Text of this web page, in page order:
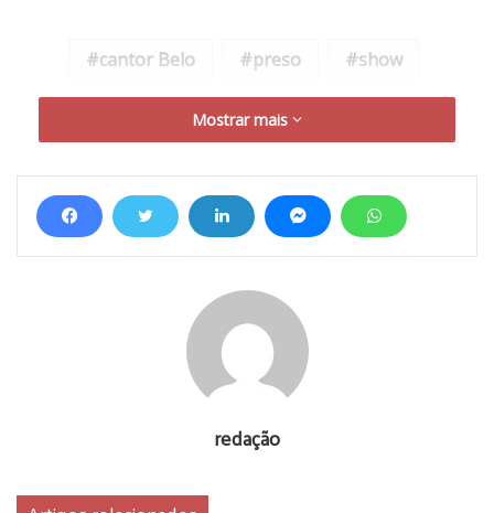
cantor Belo preso show
Mostrar mais
redação